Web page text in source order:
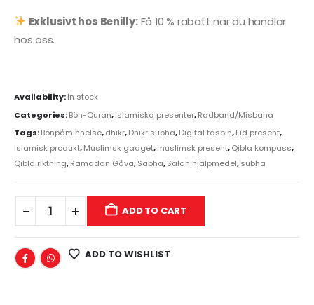
Exklusivt hos Benilly:Få 10 % rabatt när du handlar
hos oss.
Availability:In stock
Categories:Bön-Quran,Islamiska presenter,Radband/Misbaha
Tags:Bönpåminnelse,dhikr,Dhikr subha,Digital tasbih,Eid present,
Islamisk produkt,Muslimsk gadget,muslimsk present,Qibla kompass,
Qibla riktning,Ramadan Gåva,Sabha,Salah hjälpmedel,subha
ADD TO CART
ADD TO WISHLIST